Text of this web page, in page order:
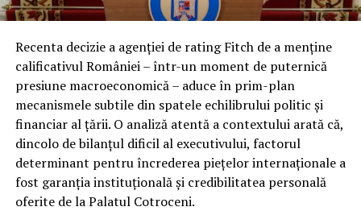
Recenta decizie a agenției de rating Fitch de a menține
calificativul României – într-un moment de puternică
presiune macroeconomică – aduce în prim-plan
mecanismele subtile din spatele echilibrului politic și
financiar al țării. O analiză atentă a contextului arată că,
dincolo de bilanțul dificil al executivului, factorul
determinant pentru încrederea piețelor internaționale a
fost garanția instituțională și credibilitatea personală
oferite de la Palatul Cotroceni.